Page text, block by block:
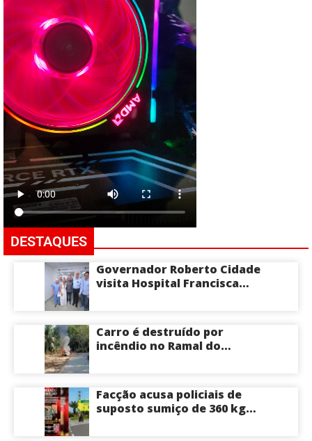
DESTAQUES
Governador Roberto Cidade
visita Hospital Francisca
cirurgias cardíacas
pediátricas
Carro é destruído por
incêndio no Ramal do
Facção acusa policiais de
suposto sumiço de 360 kg